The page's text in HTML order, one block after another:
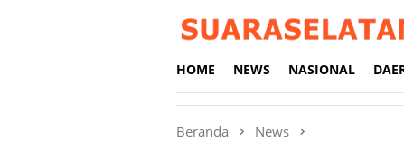
HOME NEWS NASIONAL
Beranda News